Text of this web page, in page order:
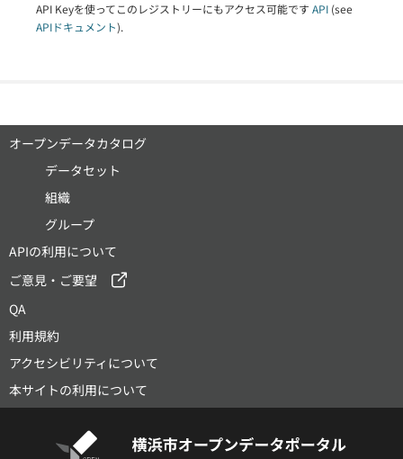
API Keyを使ってこのレジストリーにもアクセス可能です API (see
APIドキュメント).
オープンデータカタログ
データセット
組織
グループ
APIの利用について
ご意見・ご要望
QA
利用規約
アクセシビリティについて
本サイトの利用について